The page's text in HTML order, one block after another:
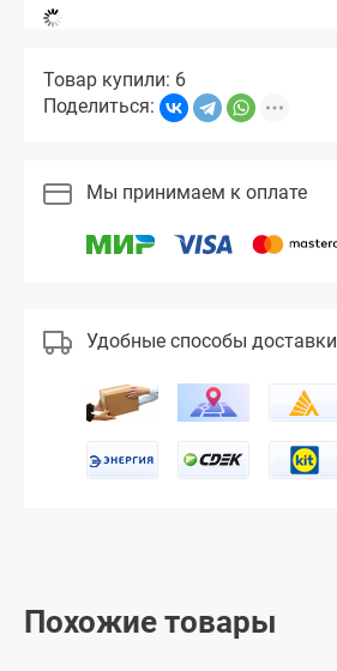
Товар купили: 6
Поделиться:
Мы принимаем к оплате
Удобные способы доставки
Похожие товары